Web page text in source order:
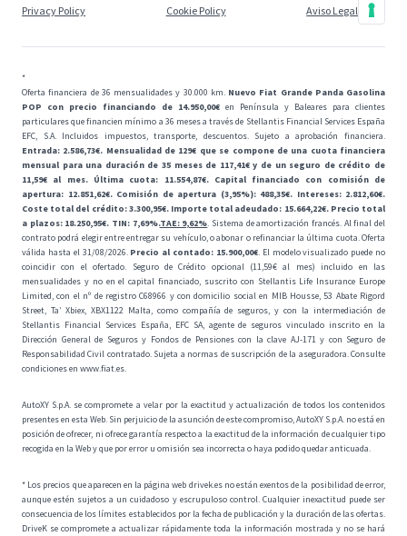
Privacy Policy
Cookie Policy Aviso Legal
*
Oferta financiera de 36 mensualidades y 30.000 km. Nuevo Fiat Grande Panda Gasolina
POP con precio financiando de 14.950,00€ en Península y Baleares para clientes
particulares que financien mínimo a 36 meses a través de Stellantis Financial Services España
EFC, S.A. Incluidos impuestos, transporte, descuentos. Sujeto a aprobación financiera.
Entrada: 2.586,73€. Mensualidad de 129€ que se compone de una cuota financiera
mensual para una duración de 35 meses de 117,41€ y de un seguro de crédito de
11,59€ al mes. Última cuota: 11.554,87€. Capital financiado con comisión de
apertura: 12.851,62€. Comisión de apertura (3,95%): 488,35€. Intereses: 2.812,60€.
Coste total del crédito: 3.300,95€. Importe total adeudado: 15.664,22€. Precio total
a plazos: 18.250,95€. TIN: 7,69%.TAE: 9,62%. Sistema de amortización francés. Al final del
contrato podrá elegir entre entregar su vehículo, o abonar o refinanciar la última cuota. Oferta
válida hasta el 31/08/2026. Precio al contado: 15.900,00€. El modelo visualizado puede no
coincidir con el ofertado. Seguro de Crédito opcional (11,59€ al mes) incluido en las
mensualidades y no en el capital financiado, suscrito con Stellantis Life Insurance Europe
Limited, con el nº de registro C68966 y con domicilio social en MIB Housse, 53 Abate Rigord
Street, Ta’ Xbiex, XBX1122 Malta, como compañía de seguros, y con la intermediación de
Stellantis Financial Services España, EFC SA, agente de seguros vinculado inscrito en la
Dirección General de Seguros y Fondos de Pensiones con la clave AJ-171 y con Seguro de
Responsabilidad Civil contratado. Sujeta a normas de suscripción de la aseguradora. Consulte
condiciones en www.fiat.es.
AutoXY S.p.A. se compromete a velar por la exactitud y actualización de todos los contenidos
presentes en esta Web. Sin perjuicio de la asunción de este compromiso, AutoXY S.p.A. no está en
posición de ofrecer, ni ofrece garantía respecto a la exactitud de la información de cualquier tipo
recogida en la Web y que por error u omisión sea incorrecta o haya podido quedar anticuada.
* Los precios que aparecen en la página web drivek.es no están exentos de la posibilidad de error,
aunque estén sujetos a un cuidadoso y escrupuloso control. Cualquier inexactitud puede ser
consecuencia de los límites establecidos por la fecha de publicación y la duración de las ofertas.
DriveK se compromete a actualizar rápidamente toda la información mostrada y no se hará